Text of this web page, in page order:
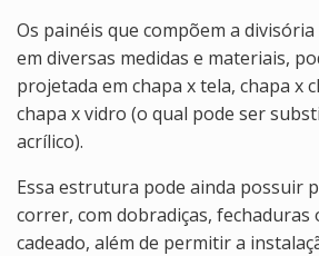
Os painéis que compõem a
em diversas medidas e materiais,
projetada em chapa x tela, chapa x
chapa x vidro (o qual pode ser
acrílico).
Essa estrutura pode ainda possuir
correr, com dobradiças, fechaduras
cadeado, além de permitir a